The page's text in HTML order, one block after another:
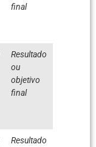
final
Resultado
ou
objetivo
final
Resultado